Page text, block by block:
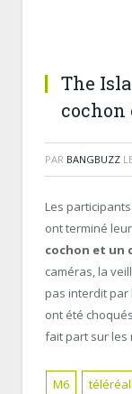
The
cochon
PAR BANGBUZZ
Les
ont terminé
cochon et un
caméras, la
pas interdit
ont été
fait part sur les
M6